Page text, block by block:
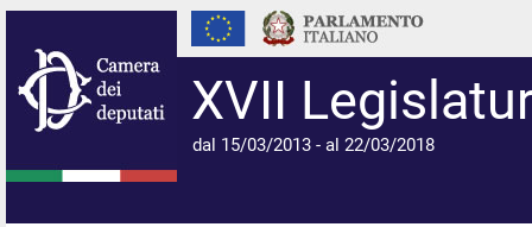
XVII
dal 15/03/2013 - al 22/03/2018